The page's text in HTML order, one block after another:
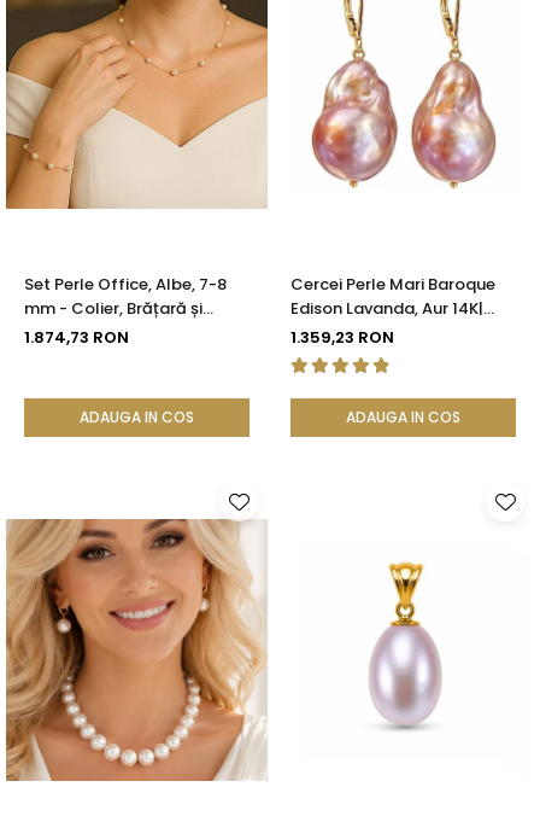
Set Perle Office, Albe, 7-8
mm - Colier, Brățară și
Cercei, Aur Galben 14K |
1.874,73 RON
ADAUGA IN COS
Cercei Perle Mari Baroque
Edison Lavanda, Aur 14K|
KASKADDA®
1.359,23 RON
ADAUGA IN COS